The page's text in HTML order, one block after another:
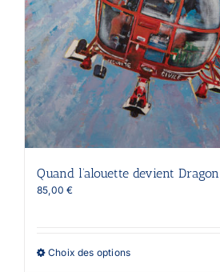
Quand l’alouette devient Dragon
85,00€
Choix des optionsCe